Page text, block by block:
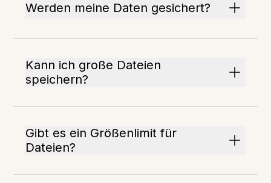
Werden meine Daten gesichert?
Kann ich große Dateien
speichern?
Gibt es ein Größenlimit für
Dateien?